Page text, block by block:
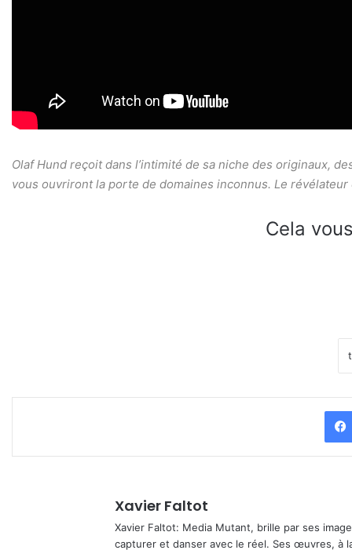
Olaf Hund reçoit dans l’intimité de sa niche des originaux,
vous ouvriront la porte de domaines inconnus. Le
Cela
Xavier Faltot
Xavier Faltot: Media Mutant, brille par ses
capturer et danser avec le réel. Ses œuvres, à